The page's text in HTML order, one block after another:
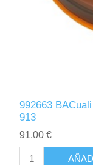
992663
913
91,00 €